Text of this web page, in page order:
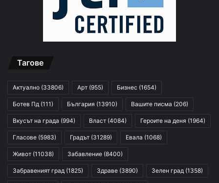
Тагове
Актуално (33806) Арт (955) Бизнес (1654)
Ботев Пд (111) България (13910) Вашите писма (206)
Вкусът на града (994) Власт (4084) Героите на деня (1964)
Гласове (5983) Градът (31289) Евала (1068)
Живот (11038) Забавление (8400)
Забравеният град (1825) Здраве (3890) Зелен град (1358)